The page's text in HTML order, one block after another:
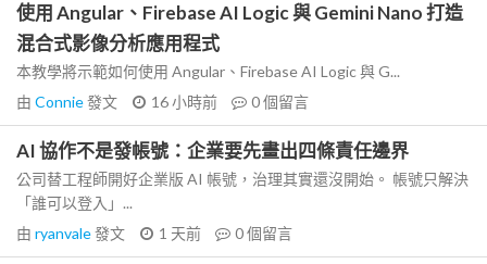
使用 Angular、Firebase AI Logic 與 Gemini Nano 打造
混合式影像分析應用程式
本教學將示範如何使用 Angular、Firebase AI Logic 與 G...
由 Connie發文 16 小時前 0個留言
AI 協作不是發帳號：企業要先畫出四條責任邊界
公司替工程師開好企業版 AI 帳號，治理其實還沒開始。 帳號只解決
「誰可以登入」...
由 ryanvale發文 1 天前 0個留言